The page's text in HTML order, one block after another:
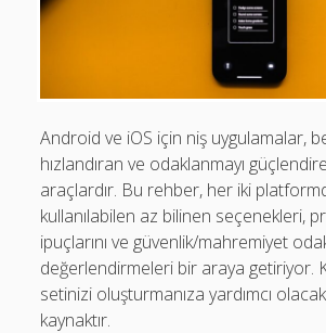
Mobil Uygulamalar Batarya Tasarrufu:
Rehberi
Android
Eğitim
Finans
Fotoğraf & Video
Genel
iOS
Nasıl Yapılır
Android ve iOS için niş uygulamalar,
hızlandıran ve odaklanmayı
araçlardır. Bu rehber, her iki
kullanılabilen az bilinen seçenekleri,
ipuçlarını ve güvenlik/mahremiyet
değerlendirmeleri bir araya getiriyor.
setinizi oluşturmanıza yardımcı
kaynaktır.